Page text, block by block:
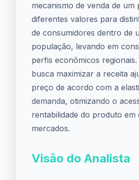
mecanismo de venda de um
diferentes valores para
de consumidores dentro de
população, levando em
perfis econômicos regionais.
busca maximizar a receita
preço de acordo com a
demanda, otimizando o
rentabilidade do produto em
mercados.
Visão do Analista